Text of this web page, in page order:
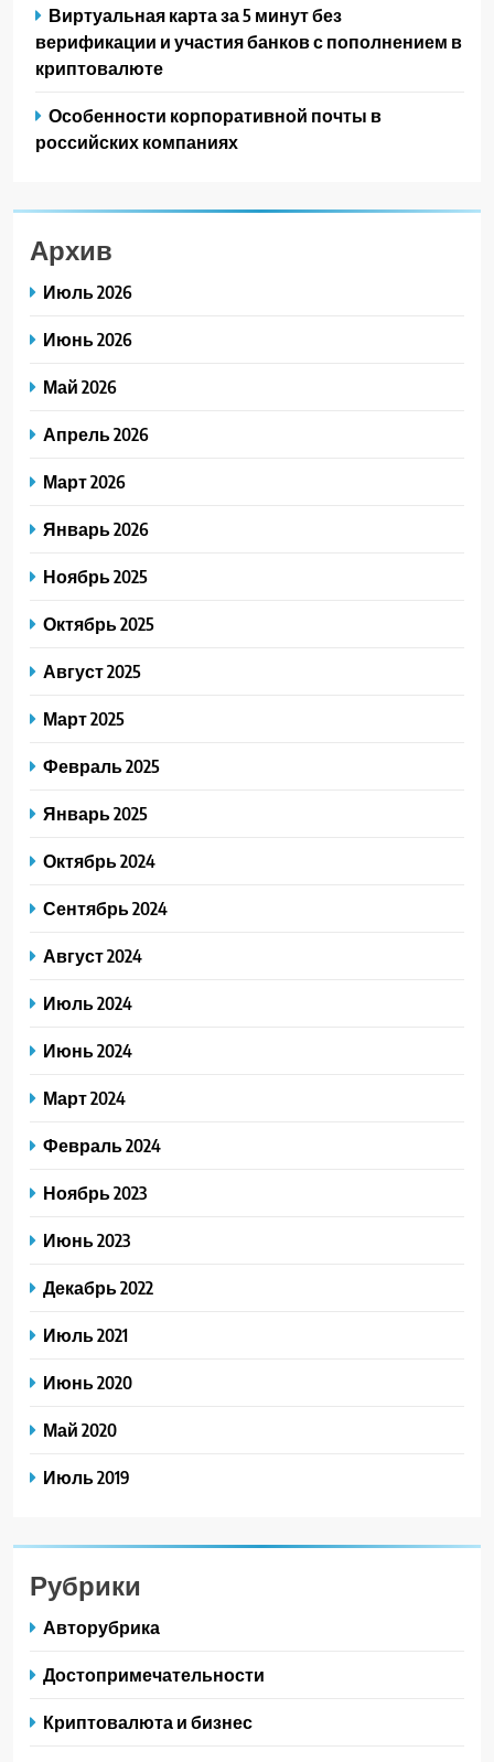
Виртуальная карта за 5 минут без
верификации и участия банков с пополнением в
криптовалюте
Особенности корпоративной почты в
российских компаниях
Архив
Июль 2026
Июнь 2026
Май 2026
Апрель 2026
Март 2026
Январь 2026
Ноябрь 2025
Октябрь 2025
Август 2025
Март 2025
Февраль 2025
Январь 2025
Октябрь 2024
Сентябрь 2024
Август 2024
Июль 2024
Июнь 2024
Март 2024
Февраль 2024
Ноябрь 2023
Июнь 2023
Декабрь 2022
Июль 2021
Июнь 2020
Май 2020
Июль 2019
Рубрики
Авторубрика
Достопримечательности
Криптовалюта и бизнес